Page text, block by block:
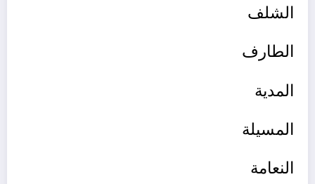
الشلف
الطارف
المدية
المسيلة
النعامة